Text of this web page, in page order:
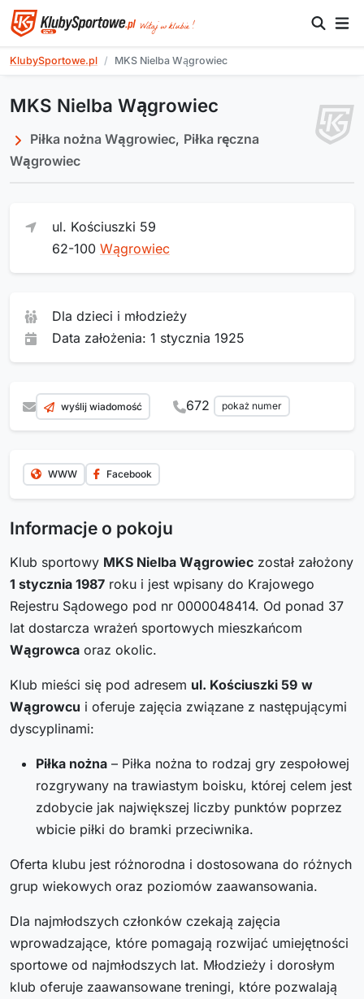
KlubySportowe.pl MKS Nielba Wągrowiec
MKS Nielba Wągrowiec
Piłka nożna Wągrowiec, Piłka ręczna
Wągrowiec
ul. Kościuszki 59
62-100 Wągrowiec
Dla dzieci i młodzieży
Data założenia: 1 stycznia 1925
wyślij wiadomość 672 pokaż numer
WWW Facebook
Informacje o pokoju
Klub sportowy MKS Nielba Wągrowiec został założony
1 stycznia 1987 roku i jest wpisany do Krajowego
Rejestru Sądowego pod nr 0000048414. Od ponad 37
lat dostarcza wrażeń sportowych mieszkańcom
Wągrowca oraz okolic.
Klub mieści się pod adresem ul. Kościuszki 59 w
Wągrowcu i oferuje zajęcia związane z następującymi
dyscyplinami:
Piłka nożna – Piłka nożna to rodzaj gry zespołowej
rozgrywany na trawiastym boisku, której celem jest
zdobycie jak największej liczby punktów poprzez
wbicie piłki do bramki przeciwnika.
Oferta klubu jest różnorodna i dostosowana do różnych
grup wiekowych oraz poziomów zaawansowania.
Dla najmłodszych członków czekają zajęcia
wprowadzające, które pomagają rozwijać umiejętności
sportowe od najmłodszych lat. Młodzieży i dorosłym
klub oferuje zaawansowane treningi, które pozwalają